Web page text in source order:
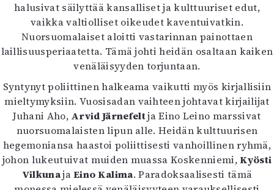
halusivat säilyttää kansalliset ja kulttuuriset edut,
vaikka valtiolliset oikeudet kaventuivatkin.
Nuorsuomalaiset aloitti vastarinnan painottaen
laillisuusperiaatetta. Tämä johti heidän osaltaan kaiken
venäläisyyden torjuntaan.
Syntynyt poliittinen halkeama vaikutti myös kirjallisiin
mieltymyksiin. Vuosisadan vaihteen johtavat kirjailijat
Juhani Aho, Arvid Järnefeltja Eino Leino marssivat
nuorsuomalaisten lipun alle. Heidän kulttuurisen
hegemoniansa haastoi poliittisesti vanhoillinen ryhmä,
johon lukeutuivat muiden muassa Koskenniemi,Kyösti
VilkunajaEino Kalima. Paradoksaalisesti tämä